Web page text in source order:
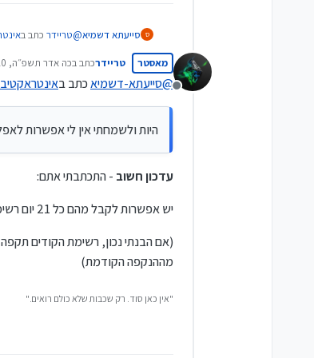
ס סייעתא דשמיא@טריידר כתב ב
א) לא מנכה מס
אינטראקטיב ישראל
היות ולשמחתי אין
מנותק
מאסטר טריידרכתב בכה אדר תשפ״ה, 10:20
נערך לאחרונה על
@סייעתא-דשמיאכתב ב
היות ולשמחתי אין לי אפשרות
עדכון חשוב - התכתבתי אתם:
יש אפשרות לקבל מהם כל 21 יום רשימה של קודים עבור הכניסה לחשבון,
מההנקפה הקודמת)
"אין כאן סוד. רק שכבות שלא כולם רואים."